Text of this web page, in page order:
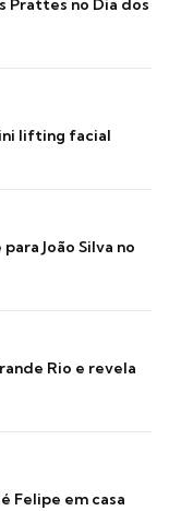
Prattes no Dia dos
lifting facial
João Silva no
Rio e revela
Felipe em casa